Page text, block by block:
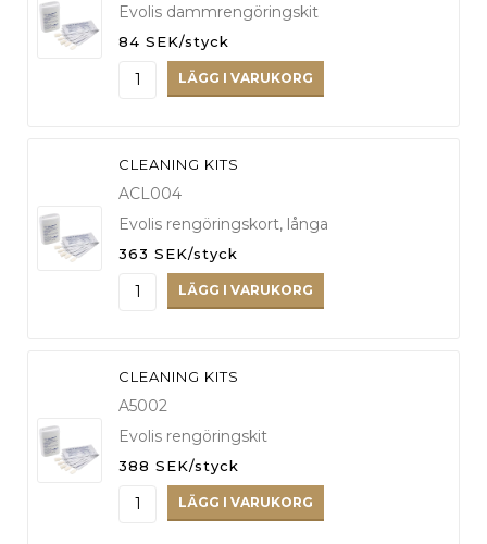
Evolis dammrengöringskit
84 SEK/styck
LÄGG I VARUKORG
CLEANING KITS
ACL004
Evolis rengöringskort, långa
363 SEK/styck
LÄGG I VARUKORG
CLEANING KITS
A5002
Evolis rengöringskit
388 SEK/styck
LÄGG I VARUKORG